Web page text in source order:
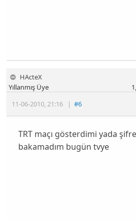
HActeX
11-06-2010,21:16 |#6
Yıllanmış Üye
TRT maçı gösterdimi yada
bakamadım bugün tvye